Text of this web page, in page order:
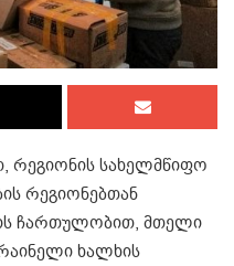
რეგიონის სახელმწიფო
რეგიონებთან
ჩართულობით, მთელი
ხალხის